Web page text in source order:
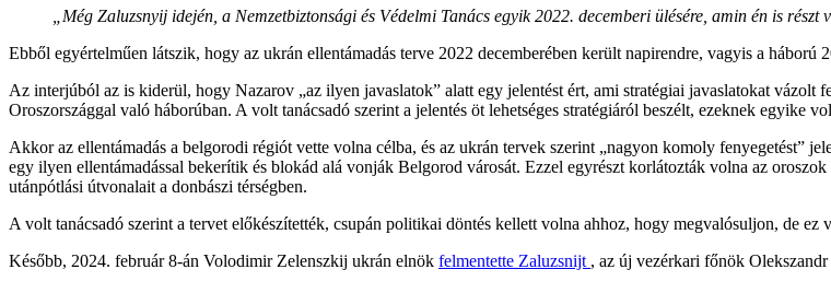
„Még Zaluzsnyij idején, a Nemzetbiztonsági és Védelmi Tanács egyik 2022. decemberi ülésére, amin én is
Ebből egyértelműen látszik, hogy az ukrán ellentámadás terve 2022 decemberében került napirendre, vagyis a háború
Az interjúból az is kiderül, hogy Nazarov „az ilyen javaslatok” alatt egy jelentést ért, ami stratégiai javaslatokat
Oroszországgal való háborúban. A volt tanácsadó szerint a jelentés öt lehetséges stratégiáról beszélt, ezeknek egyike
Akkor az ellentámadás a belgorodi régiót vette volna célba, és az ukrán tervek szerint „nagyon komoly fenyegetést”
egy ilyen ellentámadással bekerítik és blokád alá vonják Belgorod városát. Ezzel egyrészt korlátozták volna az
utánpótlási útvonalait a donbászi térségben.
A volt tanácsadó szerint a tervet előkészítették, csupán politikai döntés kellett volna ahhoz, hogy megvalósuljon, de ez
Később, 2024. február 8-án Volodimir Zelenszkij ukrán elnök felmentette Zaluzsnijt , az új vezérkari főnök